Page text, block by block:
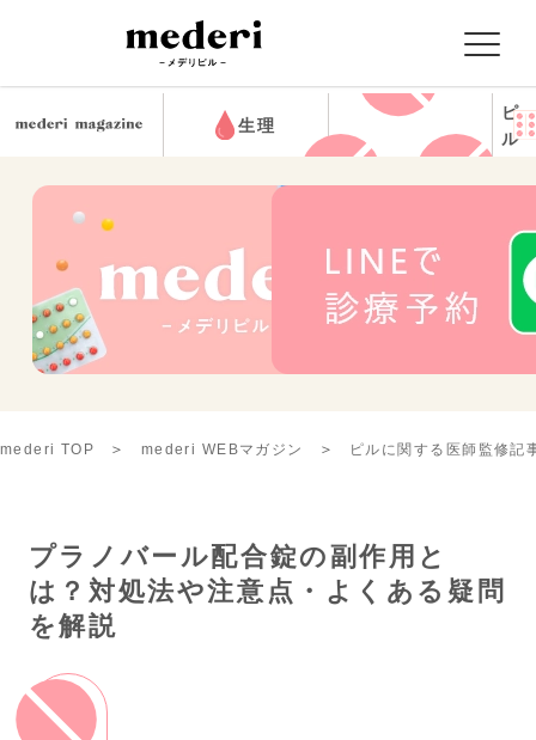
生理
ピ
ル
mederi TOP mederi WEBマガジン ピルに関する医師監修記
プラノバール配合錠の副作用と
は？対処法や注意点・よくある疑問
を解説